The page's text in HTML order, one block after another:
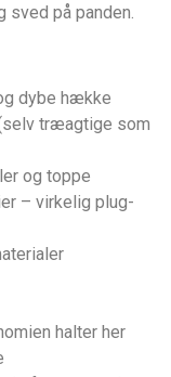
sved på panden.
dybe hække
træagtige som
og toppe
– virkelig plug-
halter her